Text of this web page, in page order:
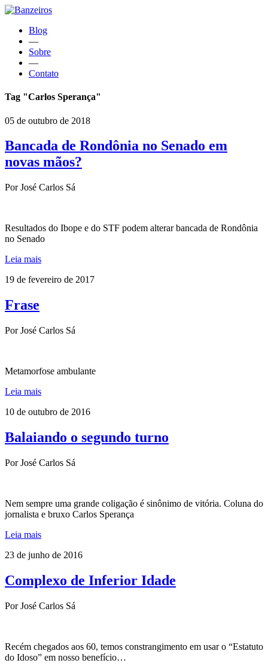
Blog
—
Sobre
—
Contato
Tag "Carlos Sperança"
05 de outubro de 2018
Bancada de Rondônia no Senado em
novas mãos?
Por José Carlos Sá
Resultados do Ibope e do STF podem alterar bancada de Rondônia
no Senado
Leia mais
19 de fevereiro de 2017
Frase
Por José Carlos Sá
Metamorfose ambulante
Leia mais
10 de outubro de 2016
Balaiando o segundo turno
Por José Carlos Sá
Nem sempre uma grande coligação é sinônimo de vitória. Coluna do
jornalista e bruxo Carlos Sperança
Leia mais
23 de junho de 2016
Complexo de Inferior Idade
Por José Carlos Sá
Recém chegados aos 60, temos constrangimento em usar o “Estatuto
do Idoso” em nosso benefício…